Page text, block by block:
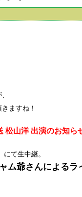
ますね！
松山洋 出演のお知ら
て生中継。
ム爺さんによるラ